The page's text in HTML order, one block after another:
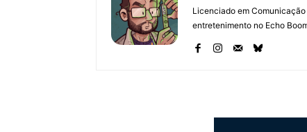
Licenciado em
entretenimento no Echo